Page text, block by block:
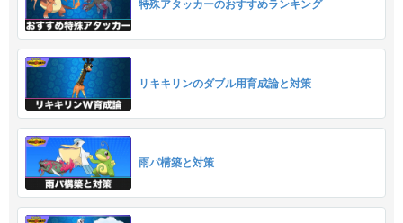
特殊アタッカーのおすすめランキング
リキキリンのダブル用育成論と対策
雨パ構築と対策